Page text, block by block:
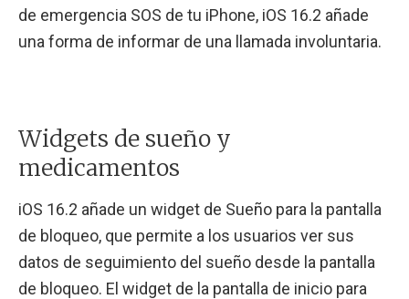
de emergencia SOS de tu iPhone, iOS 16.2 añade
una forma de informar de una llamada involuntaria.
Widgets de sueño y
medicamentos
iOS 16.2 añade un widget de Sueño para la pantalla
de bloqueo, que permite a los usuarios ver sus
datos de seguimiento del sueño desde la pantalla
de bloqueo. El widget de la pantalla de inicio para